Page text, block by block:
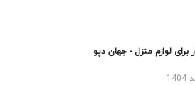
برای لوازم منزل - جهان دپو